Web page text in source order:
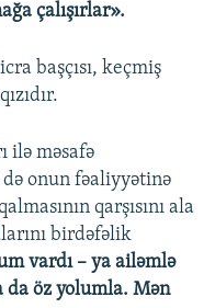
çalışırlar».
başçısı, keçmiş
ilə məsafə
də onun fəaliyyətinə
qarşısını ala
birdəfəlik
vardı – ya ailəmlə
da öz yolumla. Mən